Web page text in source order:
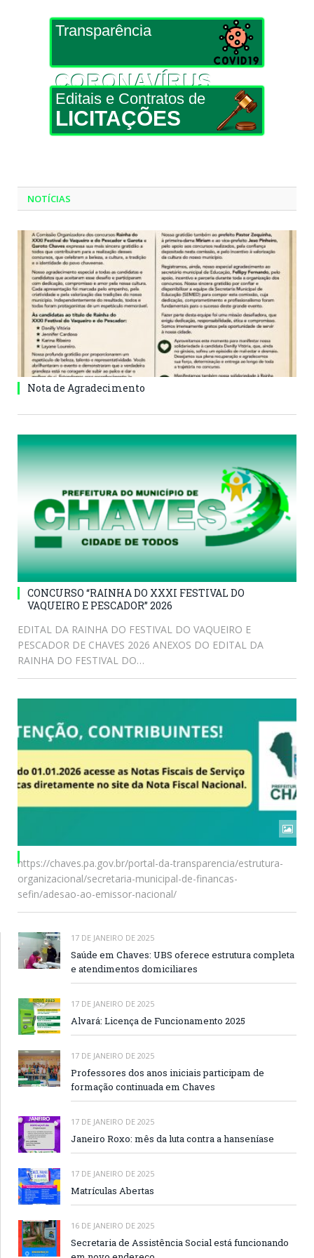
Transparência
CORONAVÍRUS
Editais e Contratos de
LICITAÇÕES
NOTÍCIAS
Nota de Agradecimento
CONCURSO “RAINHA DO XXXI FESTIVAL DO
VAQUEIRO E PESCADOR” 2026
EDITAL DA RAINHA DO FESTIVAL DO VAQUEIRO E
PESCADOR DE CHAVES 2026 ANEXOS DO EDITAL DA
RAINHA DO FESTIVAL DO…
https://chaves.pa.gov.br/portal-da-transparencia/estrutura-
organizacional/secretaria-municipal-de-financas-
sefin/adesao-ao-emissor-nacional/
17 DE JANEIRO DE 2025
Saúde em Chaves: UBS oferece estrutura completa
e atendimentos domiciliares
17 DE JANEIRO DE 2025
Alvará: Licença de Funcionamento 2025
17 DE JANEIRO DE 2025
Professores dos anos iniciais participam de
formação continuada em Chaves
17 DE JANEIRO DE 2025
Janeiro Roxo: mês da luta contra a hanseníase
17 DE JANEIRO DE 2025
Matrículas Abertas
16 DE JANEIRO DE 2025
Secretaria de Assistência Social está funcionando